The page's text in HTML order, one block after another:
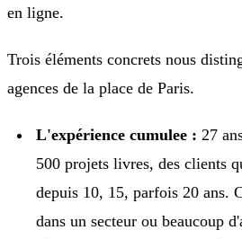
en ligne.
Trois éléments concrets nous
agences de la place de Paris.
L'expérience cumulee : 27
500 projets livres, des clients
depuis 10, 15, parfois 20 ans.
dans un secteur ou beaucoup